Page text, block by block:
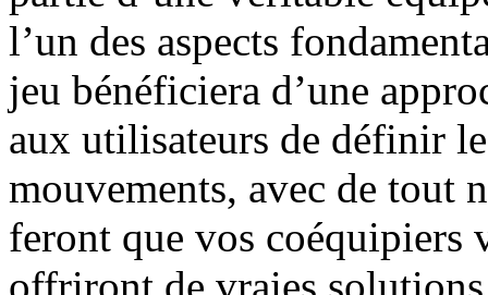
l’un des aspects
jeu bénéficiera d’une
aux utilisateurs de définir
mouvements, avec de tout
feront que vos coéquipiers
offriront de vraies